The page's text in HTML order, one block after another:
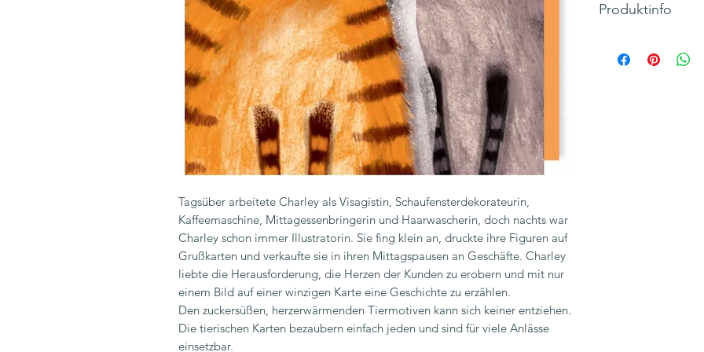
Tagsüber arbeitete Charley als Visagistin, Schaufensterdekorateurin,
Kaffeemaschine, Mittagessenbringerin und Haarwascherin, doch nachts war
Charley schon immer Illustratorin. Sie fing klein an, druckte ihre Figuren auf
Grußkarten und verkaufte sie in ihren Mittagspausen an Geschäfte. Charley
liebte die Herausforderung, die Herzen der Kunden zu erobern und mit nur
einem Bild auf einer winzigen Karte eine Geschichte zu erzählen.
Den zuckersüßen, herzerwärmenden Tiermotiven kann sich keiner entziehen.
Die tierischen Karten bezaubern einfach jeden und sind für viele Anlässe
einsetzbar.
Produktinfo
Text: You're